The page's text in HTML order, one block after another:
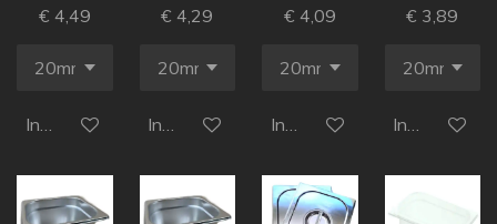
€ 4,49
In den Warenkorb
€ 4,29
In den Warenkorb
€ 4,09
In den Warenkorb
€ 3,89
In den